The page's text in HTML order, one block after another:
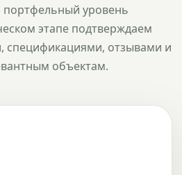
портфельный уровень
этапе подтверждаем
спецификациями, отзывами и
объектам.